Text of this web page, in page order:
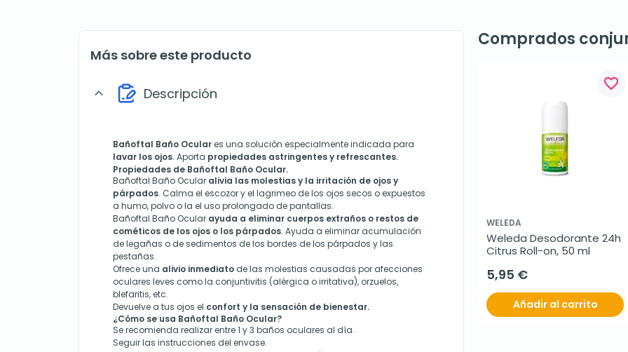
Más sobre este producto
expand_more Descripción
Bañoftal Baño Oculares una solución especialmente indicada para
lavar los ojos. Aporta propiedades astringentes y refrescantes.
Propiedades de Bañoftal Baño Ocular.
Bañoftal Baño Ocular alivia las molestias y la irritación de ojos y
párpados. Calma el escozor y el lagrimeo de los ojos secos o expuestos
a humo, polvo o la el uso prolongado de pantallas.
Bañoftal Baño Ocular ayuda a eliminar cuerpos extraños o restos de
cométicos de los ojos o los párpados. Ayuda a eliminar acumulación
de legañas o de sedimentos de los bordes de los párpados y las
pestañas.
Ofrece una alivio inmediato de las molestias causadas por afecciones
oculares leves como la conjuntivitis (alérgica o irritativa), orzuelos,
blefaritis, etc.
Devuelve a tus ojos el confort y la sensación de bienestar.
¿Cómo se usa Bañoftal Baño Ocular?
Se recomienda realizar entre 1 y 3 baños oculares al día.
Seguir las instrucciones del envase.
Comprados
favorite_border
WELEDA
Weleda Desodorante 24h
Citrus Roll-on, 50 ml
5,95 €
Añadir al carrito